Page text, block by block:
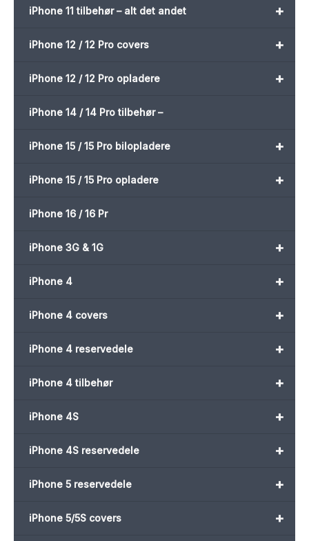
+
iPhone 11 tilbehør – alt det andet
+
iPhone 12 / 12 Pro covers
+
iPhone 12 / 12 Pro opladere
iPhone 14 / 14 Pro tilbehør –
+
iPhone 15 / 15 Pro bilopladere
+
iPhone 15 / 15 Pro opladere
iPhone 16 / 16 Pr
+
iPhone 3G & 1G
+
iPhone 4
+
iPhone 4 covers
+
iPhone 4 reservedele
+
iPhone 4 tilbehør
+
iPhone 4S
+
iPhone 4S reservedele
+
iPhone 5 reservedele
+
iPhone 5/5S covers